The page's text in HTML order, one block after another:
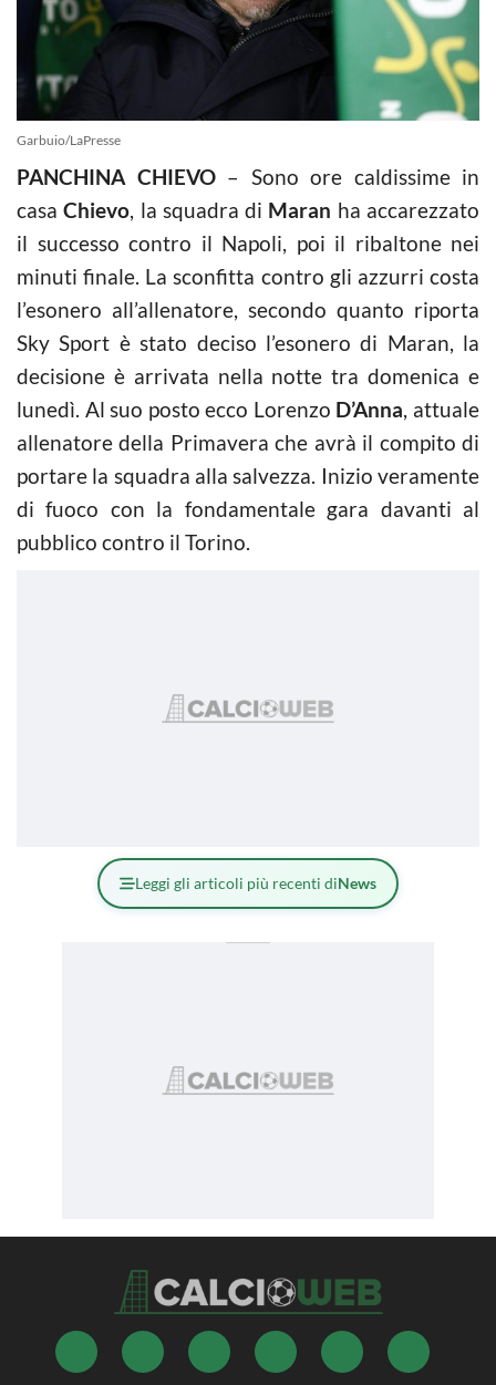
Garbuio/LaPresse
PANCHINA CHIEVO– Sono ore caldissime in
casaChievo, la squadra di Maran ha accarezzato
il successo contro il Napoli, poi il ribaltone nei
minuti finale. La sconfitta contro gli azzurri costa
l’esonero all’allenatore, secondo quanto riporta
Sky Sport è stato deciso l’esonero di Maran, la
decisione è arrivata nella notte tra domenica e
lunedì. Al suo posto ecco Lorenzo D’Anna, attuale
allenatore della Primavera che avrà il compito di
portare la squadra alla salvezza. Inizio veramente
di fuoco con la fondamentale gara davanti al
pubblico contro il Torino.
Leggi gli articoli più recenti diNews